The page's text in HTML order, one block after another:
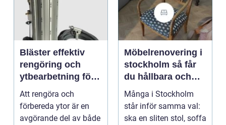
Bläster effektiv
rengöring och
ytbearbetning för
proffs och
hantverkare
Att rengöra och
förbereda ytor är en
avgörande del av både
Möbelrenovering i
stockholm så får
du hållbara och
vackra möbler
Många i Stockholm
står inför samma val:
ska en sliten stol, soffa